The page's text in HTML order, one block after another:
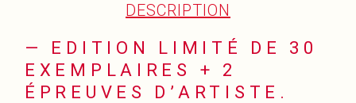
DESCRIPTION
— EDITION LIMITÉ DE 30
EXEMPLAIRES + 2
ÉPREUVES D’ARTISTE.